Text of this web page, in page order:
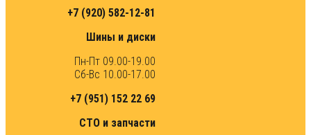
+7 (920) 582-12-81
Шины и диски
Пн-Пт 09.00-19.00
Сб-Вс 10.00-17.00
+7 (951) 152 22 69
СТО и запчасти